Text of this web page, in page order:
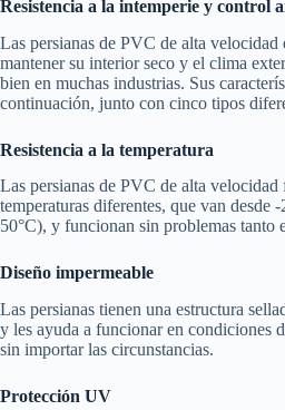
Resistencia a la intemperie y control
Las persianas de PVC de alta velocidad
mantener su interior seco y el clima
bien en muchas industrias. Sus
continuación, junto con cinco tipos
Resistencia a la temperatura
Las persianas de PVC de alta velocidad
temperaturas diferentes, que van desde
50°C), y funcionan sin problemas tanto
Diseño impermeable
Las persianas tienen una estructura
y les ayuda a funcionar en condiciones
sin importar las circunstancias.
Protección UV